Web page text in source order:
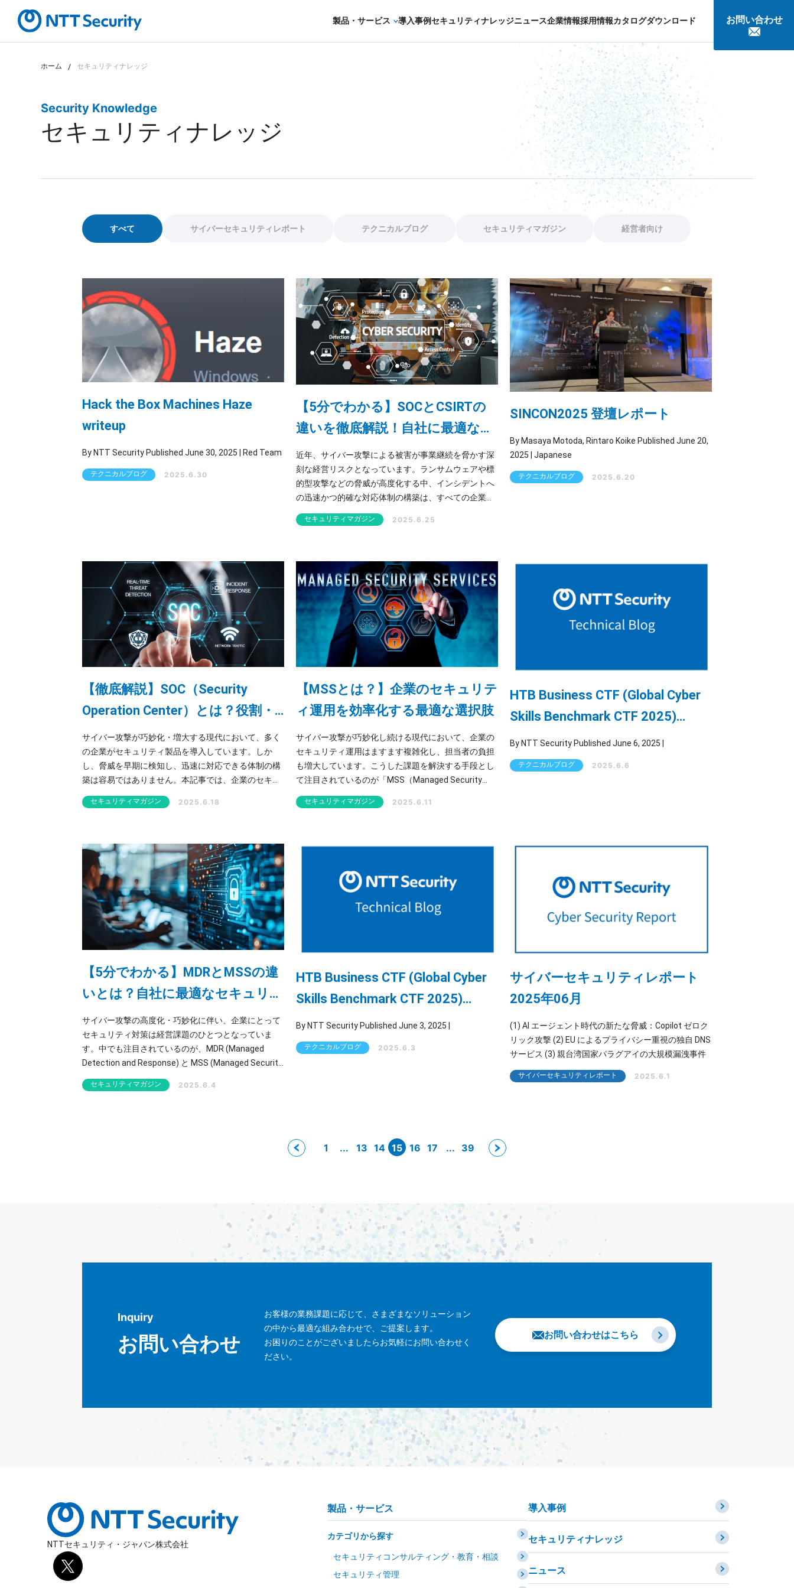
製品・サービス
サプライチェーンセキュリティ
導入事例セキュリティナレッジニュース企業情報採用情報カタログダウンロード お問い合わせ
ホーム セキュリティナレッジ
Security Knowledge
セキュリティナレッジ
すべて サイバーセキュリティレポート テクニカルブログ セキュリティマガジン 経営者向け
Hack the Box Machines Haze
writeup
By NTT Security Published June 30, 2025 | Red Team
テクニカルブログ 2025.6.30
【5分でわかる】SOCとCSIRTの
違いを徹底解説！自社に最適なセ
キュリティ体制とは
近年、サイバー攻撃による被害が事業継続を脅かす深
刻な経営リスクとなっています。ランサムウェアや標
的型攻撃などの脅威が高度化する中、インシデントへ
の迅速かつ的確な対応体制の構築は、すべての企業に
とって喫緊の課題です。その対応体制の中核を担うの
が「SOC（Security Operation Center）」と
り、役割や目的を正しく理解することが重要です。 本
記事では、まず結論として両者の違いを示し、その後
でそれぞれの定義、連携の重要性、自社に合った導入
パターンなどを詳しく解説していきます。
セキュリティマガジン 2025.6.25
SINCON2025 登壇レポート
By Masaya Motoda, Rintaro Koike Published June 20,
2025 | Japanese
テクニカルブログ 2025.6.20
【徹底解説】SOC（Security
Operation Center）とは？役割・
必要性・導入方法をわかりやすく
解説
サイバー攻撃が巧妙化・増大する現代において、多く
の企業がセキュリティ製品を導入しています。しか
し、脅威を早期に検知し、迅速に対応できる体制の構
築は容易ではありません。本記事では、企業のセキュ
リティ対策の中核を担う「SOC（Security Operation
Center）」の基本的な役割から導入・運用のポイント
セキュリティマガジン 2025.6.18
【MSSとは？】企業のセキュリテ
ィ運用を効率化する最適な選択肢
サイバー攻撃が巧妙化し続ける現代において、企業の
セキュリティ運用はますます複雑化し、担当者の負担
も増大しています。こうした課題を解決する手段とし
て注目されているのが「MSS（Managed Security
Service）」です。本記事では、企業のセキュリティ担
当者や経営層の方に向けて、MSSの基本から導入メリ
セキュリティマガジン 2025.6.11
HTB Business CTF (Global Cyber
Skills Benchmark CTF 2025)
Writeup pwn編
By NTT Security Published June 6, 2025 |
テクニカルブログ 2025.6.6
【5分でわかる】MDRとMSSの違
いとは？自社に最適なセキュリテ
ィサービスの選び方
サイバー攻撃の高度化・巧妙化に伴い、企業にとって
セキュリティ対策は経営課題のひとつとなっていま
す。中でも注目されているのが、MDR (Managed
Detection and Response) と MSS (Managed Security
Service) という2つのセキュリティアウトソーシング
サービスです。 どちらも外部の専門家による支援を受
セキュリティマガジン 2025.6.4
HTB Business CTF (Global Cyber
Skills Benchmark CTF 2025)
Writeup web編
テクニカルブログ 2025.6.3
サイバーセキュリティレポート
2025年06月
(1) AI エージェント時代の新たな脅威：Copilot ゼロク
リック攻撃 (2) EU によるプライバシー重視の独自 DNS
サービス (3) 親台湾国家パラグアイの大規模漏洩事件
サイバーセキュリティレポート 2025.6.1
1 ... 13 14 15 16 17 ... 39
Inquiry
お問い合わせ
お客様の業務課題に応じて、さまざまなソリューション
の中から最適な組み合わせで、ご提案します。
お困りのことがございましたらお気軽にお問い合わせく
ださい。
お問い合わせはこちら
製品・サービス
カテゴリから探す
セキュリティコンサルティング・教育・相談
セキュリティ管理
導入事例
セキュリティナレッジ
ニュース
NTTセキュリティ・ジャパン株式会社